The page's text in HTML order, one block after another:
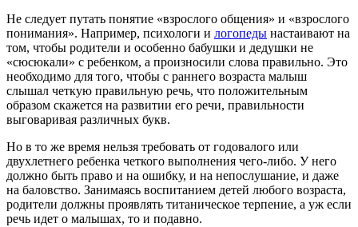
Не следует путать понятие «взрослого общения» и «взрослого
понимания». Например, психологи и логопеды настаивают на
том, чтобы родители и особенно бабушки и дедушки не
«сюсюкали» с ребенком, а произносили слова правильно. Это
необходимо для того, чтобы с раннего возраста малыш
слышал четкую правильную речь, что положительным
образом скажется на развитии его речи, правильности
выговаривая различных букв.
Но в то же время нельзя требовать от годовалого или
двухлетнего ребенка четкого выполнения чего-либо. У него
должно быть право и на ошибку, и на непослушание, и даже
на баловство. Занимаясь воспитанием детей любого возраста,
родители должны проявлять титаническое терпение, а уж если
речь идет о малышах, то и подавно.